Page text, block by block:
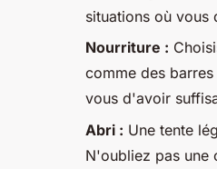
situations où vous
Nourriture :
comme des
vous d'avoir
Abri : Une tente
N'oubliez pas une